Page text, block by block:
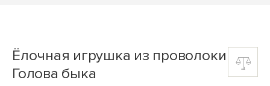
Ёлочная игрушка из проволоки
Голова быка